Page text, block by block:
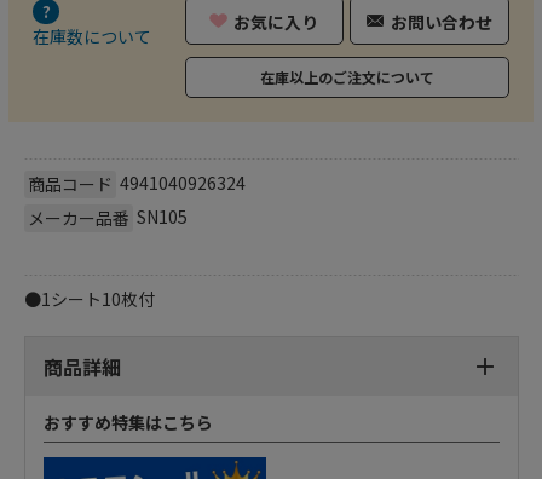
在庫数について
お気に入り お問い合わせ
在庫以上のご注文について
商品コード 4941040926324
メーカー品番 SN105
●1シート10枚付
商品詳細
おすすめ特集はこちら